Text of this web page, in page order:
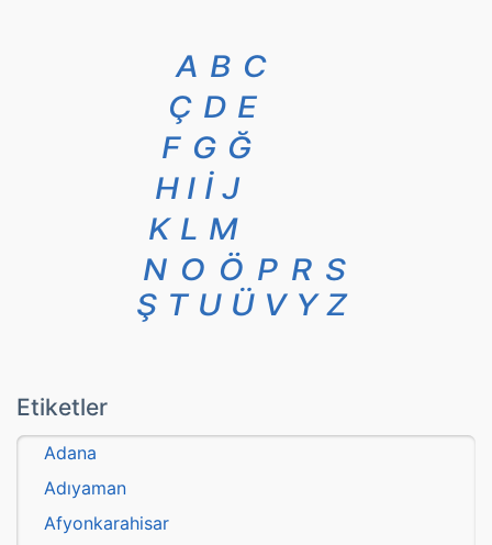
A B C
Ç D E
F G Ğ
H I İ J
K L M
N O Ö P R S
Ş T U Ü V Y Z
Etiketler
Adana
Adıyaman
Afyonkarahisar